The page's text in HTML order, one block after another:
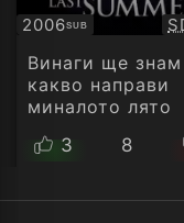
2006SUB
Субтитри
Винаги ще знам
какво направи
миналото лято
3
8